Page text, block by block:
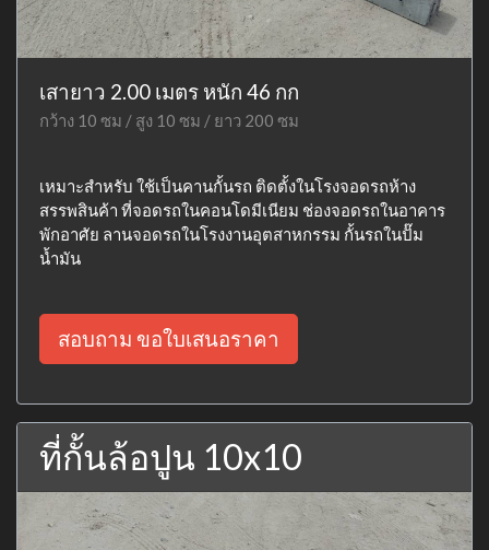
เสายาว 2.00 เมตร หนัก 46 กก
กว้าง 10 ซม / สูง 10 ซม / ยาว 200 ซม
เหมาะสำหรับ ใช้เป็นคานกั้นรถ ติดตั้งในโรงจอดรถห้าง
สรรพสินค้า ที่จอดรถในคอนโดมีเนียม ช่องจอดรถในอาคาร
พักอาศัย ลานจอดรถในโรงงานอุตสาหกรรม กั้นรถในปั๊ม
น้ำมัน
สอบถาม ขอใบเสนอราคา
ที่กั้นล้อปูน 10x10